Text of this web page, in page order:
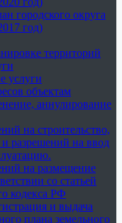
городского округа
год)
территорий
услуги
объектам
аннулирование
на строительство,
разрешений на ввод
на размещение
со статьей
кодекса РФ
и выдача
плана земельного